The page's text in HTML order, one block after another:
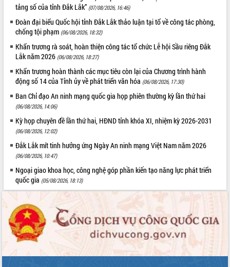
trong Khu kinh tế Nam Phú Yên
Hòn Yến phát triển du lịch gắn với bảo
tồn biển
Lấy ý kiến điều chỉnh Quy hoạch tỉnh
Đắk Lắk thời kỳ 2021-2030, tầm nhìn
đến năm 2050
Phát động chiến dịch 30 ngày đêm
giải phóng mặt bằng Tuyến đường bộ
ven biển
Đắk Lắk nỗ lực thúc đẩy tăng trưởng
kinh tế từ 10% trở lên trong Quý
II/2026
Đắk Lắk ký kết thỏa thuận hợp tác về
chuyển đổi số giai đoạn 2026 – 2030
với Tập đoàn Bưu chính Viễn thông
Việt Nam
Thứ trưởng Bộ Y tế làm việc với tỉnh
Đắk Lắk về phát triển nhân lực y tế
cho trạm y tế cấp xã
Du lịch Đắk Lắk nâng tầm trải nghiệm
du khách thông qua Hệ thống cơ sở dữ
liệu và Bản đồ số
Tập huấn ứng dụng trí tuệ nhân tạo (AI)
tảng số của tỉnh Đắk Lắk” (07/08/2026, 16:46)
Đoàn đại biểu Quốc hội tỉnh Đắk Lắk thảo luận tại tổ về công tác phòng,
chống tội phạm (06/08/2026, 18:32)
Khẩn trương rà soát, hoàn thiện công tác tổ chức Lễ hội Sầu riêng Đắk
Lắk năm 2026 (06/08/2026, 18:27)
Khẩn trương hoàn thành các mục tiêu còn lại của Chương trình hành
động số 14 của Tỉnh ủy về phát triển văn hóa (06/08/2026, 17:30)
Ban Chỉ đạo An ninh mạng quốc gia họp phiên thường kỳ lần thứ hai
(06/08/2026, 14:06)
Kỳ họp chuyên đề lần thứ hai, HĐND tỉnh khóa XI, nhiệm kỳ 2026-2031
(06/08/2026, 12:02)
Đắk Lắk mít tinh hưởng ứng Ngày An ninh mạng Việt Nam năm 2026
(06/08/2026, 10:47)
Ngoại giao khoa học, công nghệ góp phần kiến tạo năng lực phát triển
quốc gia (05/08/2026, 18:13)